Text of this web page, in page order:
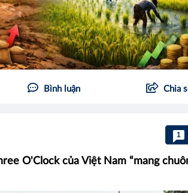
Bình luận Chia
1
O'Clock của Việt Nam “mang